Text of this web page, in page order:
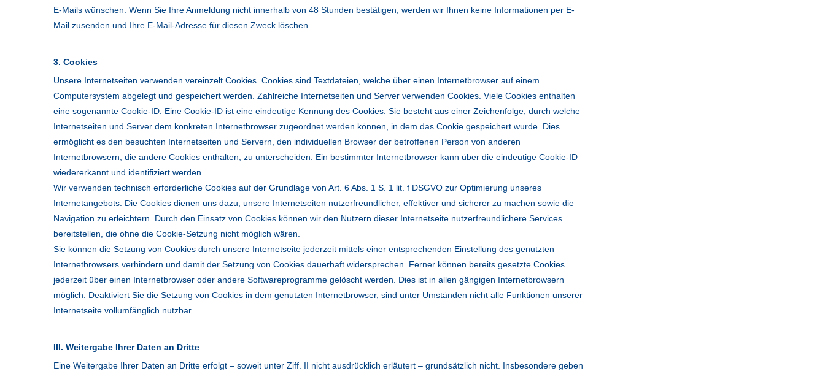
E-Mails wünschen. Wenn Sie Ihre Anmeldung nicht innerhalb von 48 Stunden bestätigen, werden wir Ihnen keine Informationen per E-
Mail zusenden und Ihre E-Mail-Adresse für diesen Zweck löschen.
3. Cookies
Unsere Internetseiten verwenden vereinzelt Cookies. Cookies sind Textdateien, welche über einen Internetbrowser auf einem
Computersystem abgelegt und gespeichert werden. Zahlreiche Internetseiten und Server verwenden Cookies. Viele Cookies enthalten
eine sogenannte Cookie-ID. Eine Cookie-ID ist eine eindeutige Kennung des Cookies. Sie besteht aus einer Zeichenfolge, durch welche
Internetseiten und Server dem konkreten Internetbrowser zugeordnet werden können, in dem das Cookie gespeichert wurde. Dies
ermöglicht es den besuchten Internetseiten und Servern, den individuellen Browser der betroffenen Person von anderen
Internetbrowsern, die andere Cookies enthalten, zu unterscheiden. Ein bestimmter Internetbrowser kann über die eindeutige Cookie-ID
wiedererkannt und identifiziert werden.
Wir verwenden technisch erforderliche Cookies auf der Grundlage von Art. 6 Abs. 1 S. 1 lit. f DSGVO zur Optimierung unseres
Internetangebots. Die Cookies dienen uns dazu, unsere Internetseiten nutzerfreundlicher, effektiver und sicherer zu machen sowie die
Navigation zu erleichtern. Durch den Einsatz von Cookies können wir den Nutzern dieser Internetseite nutzerfreundlichere Services
bereitstellen, die ohne die Cookie-Setzung nicht möglich wären.
Sie können die Setzung von Cookies durch unsere Internetseite jederzeit mittels einer entsprechenden Einstellung des genutzten
Internetbrowsers verhindern und damit der Setzung von Cookies dauerhaft widersprechen. Ferner können bereits gesetzte Cookies
jederzeit über einen Internetbrowser oder andere Softwareprogramme gelöscht werden. Dies ist in allen gängigen Internetbrowsern
möglich. Deaktiviert Sie die Setzung von Cookies in dem genutzten Internetbrowser, sind unter Umständen nicht alle Funktionen unserer
Internetseite vollumfänglich nutzbar.
III. Weitergabe Ihrer Daten an Dritte
Eine Weitergabe Ihrer Daten an Dritte erfolgt – soweit unter Ziff. II nicht ausdrücklich erläutert – grundsätzlich nicht. Insbesondere geben